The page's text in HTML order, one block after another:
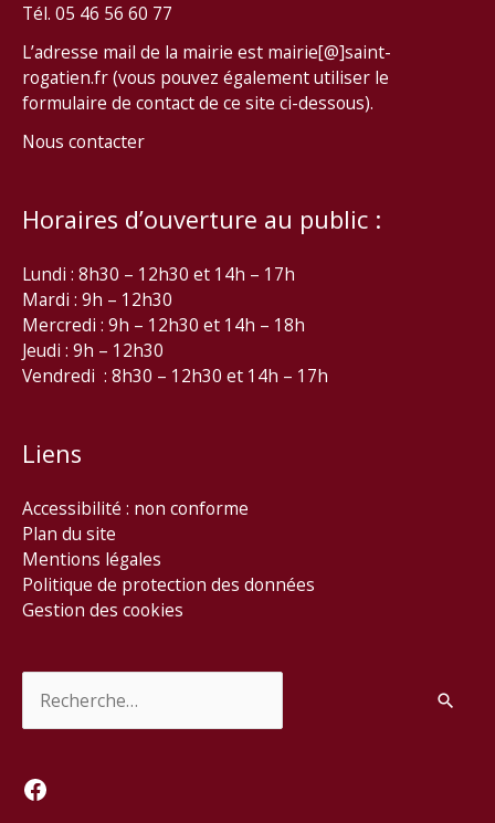
Tél. 05 46 56 60 77
L’adresse mail de la mairie est mairie[@]saint-
rogatien.fr (vous pouvez également utiliser le
formulaire de contact de ce site ci-dessous).
Nous contacter
Horaires d’ouverture au public :
Lundi : 8h30 – 12h30 et 14h – 17h
Mardi : 9h – 12h30
Mercredi : 9h – 12h30 et 14h – 18h
Jeudi : 9h – 12h30
Vendredi : 8h30 – 12h30 et 14h – 17h
Liens
Accessibilité : non conforme
Plan du site
Mentions légales
Politique de protection des données
Gestion des cookies
Facebook